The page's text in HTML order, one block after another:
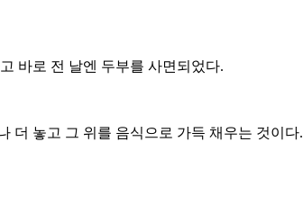
바로 전 날엔 두부를 사면되었다.
더 놓고 그 위를 음식으로 가득 채우는 것이다.